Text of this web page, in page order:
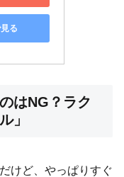
る
はNG？ラク
」
けど、やっぱりすぐ